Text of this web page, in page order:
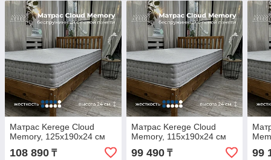
Матрас Kerege Cloud
Memory, 125x190x24 см
108 890 ₸
Матрас Kerege Cloud
Memory, 115x190x24 см
99 490₸ 99